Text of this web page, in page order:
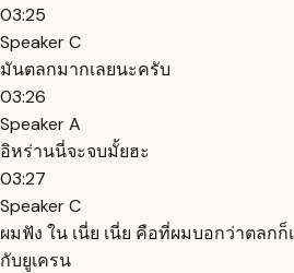
03:25
Speaker C
มันตลกมากเลยนะครับ
03:26
Speaker A
อิหร่านนี่จะจบมั้ยฮะ
03:27
Speaker C
ผมฟัง ใน เนี่ย เนี่ย คือที่ผมบอกว่าตลก
กับยูเครน